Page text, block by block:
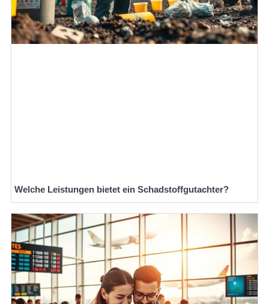
Welche Leistungen bietet ein Schadstoffgutachter?